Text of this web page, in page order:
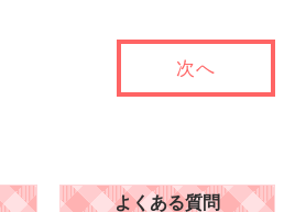
次へ
よくある質問